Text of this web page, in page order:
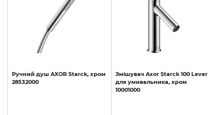
Ручний душ AXOR Starck, хром
28532000
Змішувач Axor Starck 100 Lever
для умивальника, хром
10001000